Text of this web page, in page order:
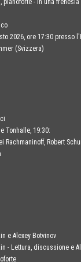
pianoforte - In una
2026, ore 17:30 presso
(Svizzera)
Tonhalle, 19:30:
Rachmaninoff, Robert
e Alexey Botvinov
- Lettura, discussione e